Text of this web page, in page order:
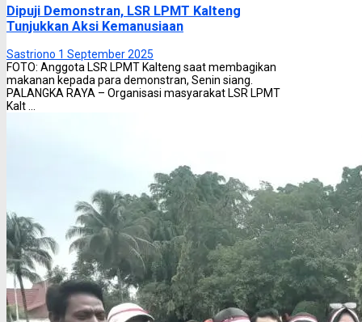
Dipuji Demonstran, LSR LPMT Kalteng
Tunjukkan Aksi Kemanusiaan
Sastriono 1 September 2025
FOTO: Anggota LSR LPMT Kalteng saat membagikan
makanan kepada para demonstran, Senin siang.
PALANGKA RAYA – Organisasi masyarakat LSR LPMT
Kalt ...